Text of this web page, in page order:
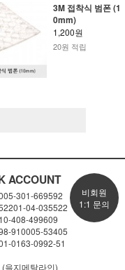
3M 접착식 범폰 (1
0mm)
1,200원
20원 적립
ACCOUNT
301-669592
04-035522
408-499609
910005-53405
0163-0992-51
(을지메탈라인)
비회원
1:1 문의